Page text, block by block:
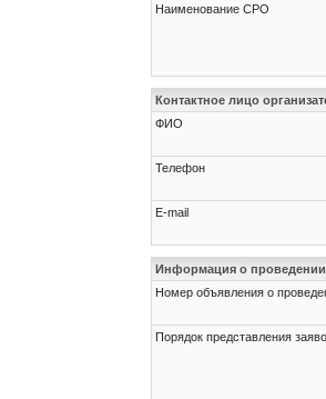
Наименование СРО
Контактное лицо
ФИО
Телефон
E-mail
Информация о проведении
Номер объявления о
Порядок представления